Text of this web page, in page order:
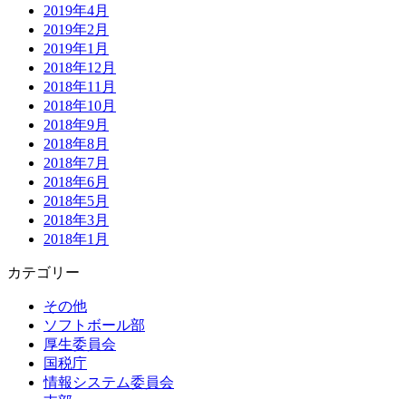
2019年4月
2019年2月
2019年1月
2018年12月
2018年11月
2018年10月
2018年9月
2018年8月
2018年7月
2018年6月
2018年5月
2018年3月
2018年1月
カテゴリー
その他
ソフトボール部
厚生委員会
国税庁
情報システム委員会